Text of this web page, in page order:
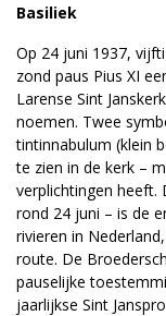
Basiliek
Op 24 juni 1937,
zond paus Pius XI
Larense Sint
noemen. Twee
tintinnabulum (klein
te zien in de kerk –
verplichtingen heeft.
rond 24 juni – is de
rivieren in
route. De
pauselijke
jaarlijkse Sint